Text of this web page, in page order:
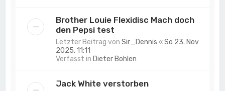
Brother Louie Flexidisc Mach doch
den Pepsi test
Letzter Beitrag vonSir_Dennis «So 23. Nov
2025, 11:11
Verfasst in Dieter Bohlen
Jack White verstorben